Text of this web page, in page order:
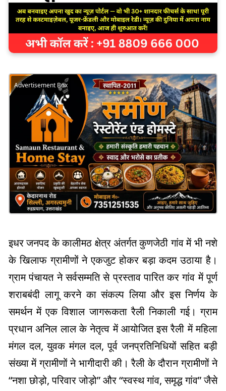
Advertisement Box
इधर जनपद के कालीमठ क्षेत्र अंतर्गत कुणजेठी गांव में भी नशे
के खिलाफ ग्रामीणों ने एकजुट होकर बड़ा कदम उठाया है।
ग्राम पंचायत ने सर्वसम्मति से प्रस्ताव पारित कर गांव में पूर्ण
शराबबंदी लागू करने का संकल्प लिया और इस निर्णय के
समर्थन में एक विशाल जागरूकता रैली निकाली गई। ग्राम
प्रधान अनिल लाल के नेतृत्व में आयोजित इस रैली में महिला
मंगल दल, युवक मंगल दल, पूर्व जनप्रतिनिधियों सहित बड़ी
संख्या में ग्रामीणों ने भागीदारी की। रैली के दौरान ग्रामीणों ने
“नशा छोड़ो, परिवार जोड़ो” और “स्वस्थ गांव, समृद्ध गांव” जैसे